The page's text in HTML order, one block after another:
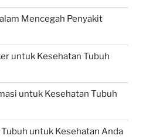
Mencegah Penyakit
untuk Kesehatan Tubuh
untuk Kesehatan Tubuh
untuk Kesehatan Anda